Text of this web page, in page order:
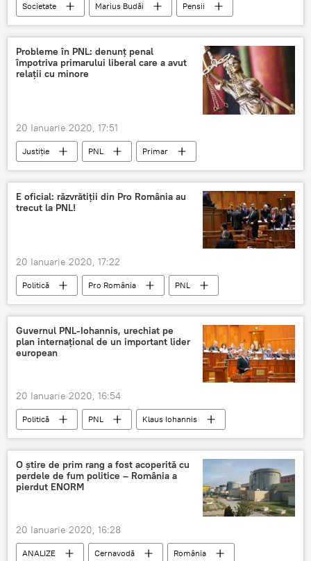
Societate Marius Budăi
Pensii
Buget
Probleme în PNL: denunț penal
împotriva primarului liberal care a avut
relații cu minore
20 Ianuarie 2020, 17:51
Justiție PNL
Primar
Minore
E oficial: răzvrătiții din Pro România au
trecut la PNL!
20 Ianuarie 2020, 17:22
Politică Pro România PNL
Guvernul PNL-Iohannis, urechiat pe
plan internațional de un important lider
european
20 Ianuarie 2020, 16:54
Politică PNL
Klaus Iohannis
Europa
O știre de prim rang a fost acoperită cu
perdele de fum politice – România a
pierdut ENORM
20 Ianuarie 2020, 16:28
ANALIZE Cernavodă România